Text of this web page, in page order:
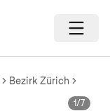
Bezirk Zürich
1/7